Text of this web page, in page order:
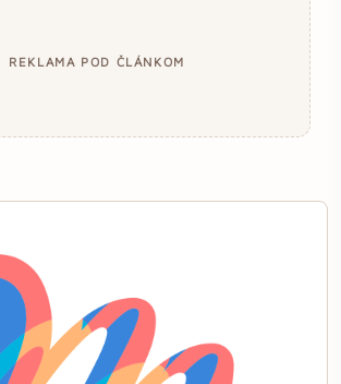
REKLAMA POD ČLÁNKOM